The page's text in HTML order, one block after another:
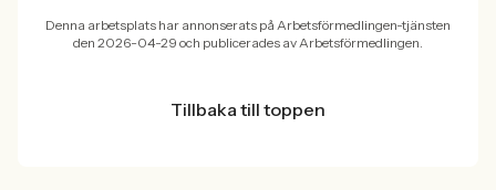
Denna arbetsplats har annonserats på Arbetsförmedlingen-tjänsten
den 2026-04-29 och publicerades av Arbetsförmedlingen.
Tillbaka till toppen